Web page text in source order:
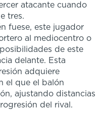
atacante cuando
tres.
fuese, este jugador
al mediocentro o
de este
delante. Esta
adquiere
el que el balón
ajustando distancias
del rival.